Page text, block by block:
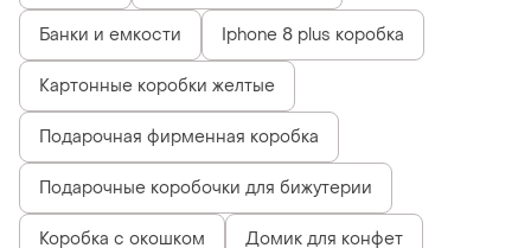
Банки и емкости Iphone 8 plus коробка
Картонные коробки желтые
Подарочная фирменная коробка
Подарочные коробочки для бижутерии
Коробка с окошком Домик для конфет